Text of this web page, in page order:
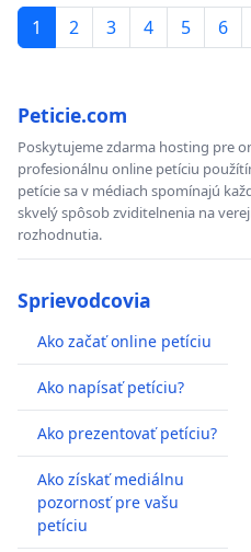
1 2 3 4 5 6
Peticie.com
Poskytujeme zdarma hosting pre
profesionálnu online petíciu
petície sa v médiach spomínajú
skvelý spôsob zviditelnenia na
rozhodnutia.
Sprievodcovia
Ako začať online petíciu
Ako napísať petíciu?
Ako prezentovať petíciu?
Ako získať mediálnu
pozornosť pre vašu
petíciu